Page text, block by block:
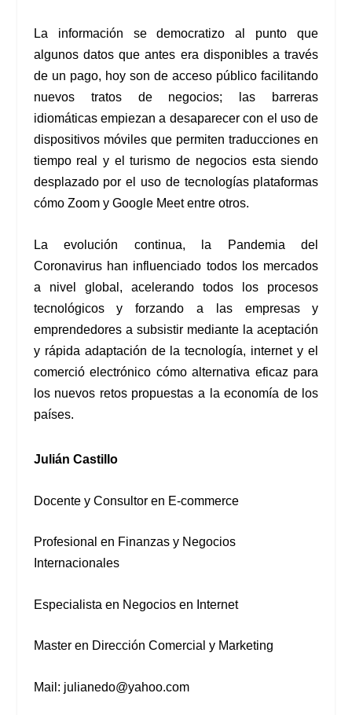
La información se democratizo al punto que
algunos datos que antes era disponibles a través
de un pago, hoy son de acceso público facilitando
nuevos tratos de negocios; las barreras
idiomáticas empiezan a desaparecer con el uso de
dispositivos móviles que permiten traducciones en
tiempo real y el turismo de negocios esta siendo
desplazado por el uso de tecnologías plataformas
cómo Zoom y Google Meet entre otros.
La evolución continua, la Pandemia del
Coronavirus han influenciado todos los mercados
a nivel global, acelerando todos los procesos
tecnológicos y forzando a las empresas y
emprendedores a subsistir mediante la aceptación
y rápida adaptación de la tecnología, internet y el
comerció electrónico cómo alternativa eficaz para
los nuevos retos propuestas a la economía de los
países.
Julián Castillo
Docente y Consultor en E-commerce
Profesional en Finanzas y Negocios
Internacionales
Especialista en Negocios en Internet
Master en Dirección Comercial y Marketing
Mail: julianedo@yahoo.com